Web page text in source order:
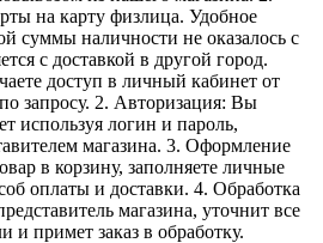
на карту физлица. Удобное
суммы наличности не оказалось с
с доставкой в другой город.
доступ в личный кабинет от
запросу. 2. Авторизация: Вы
используя логин и пароль,
магазина. 3. Оформление
в корзину, заполняете личные
оплаты и доставки. 4. Обработка
магазина, уточнит все
и примет заказ в обработку.